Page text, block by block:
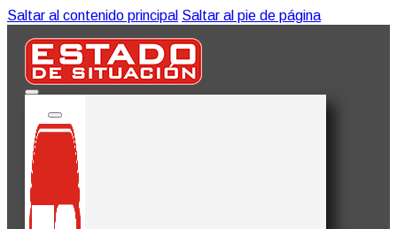
Saltar al contenido principal Saltar al pie de página